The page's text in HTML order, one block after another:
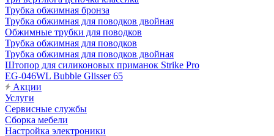
Трубка обжимная бронза
Трубка обжимная для поводков двойная
Обжимные трубки для поводков
Трубка обжимная для поводков
Трубка обжимная для поводков двойная
Штопор для силиконовых приманок Strike Pro
EG-046WL Bubble Glisser 65
Акции
Услуги
Сервисные службы
Сборка мебели
Настройка электроники